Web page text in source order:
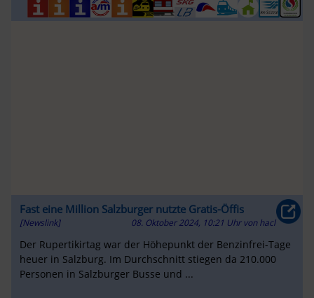
Fast eine Million Salzburger nutzte Gratis-Öffis
[Newslink] 08. Oktober 2024, 10:21 Uhr vonhacl
Der Rupertikirtag war der Höhepunkt der Benzinfrei-Tage
heuer in Salzburg. Im Durchschnitt stiegen da 210.000
Personen in Salzburger Busse und ...